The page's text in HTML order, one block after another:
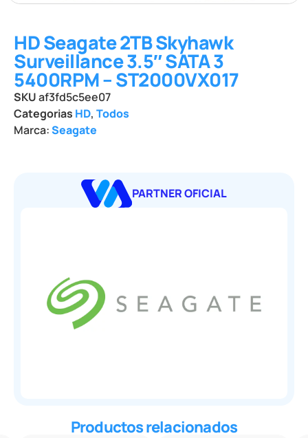
HD Seagate 2TB Skyhawk
Surveillance 3.5″ SATA 3
5400RPM – ST2000VX017
SKUaf3fd5c5ee07
Categorias HD, Todos
Marca:Seagate
PARTNER OFICIAL
Productos relacionados